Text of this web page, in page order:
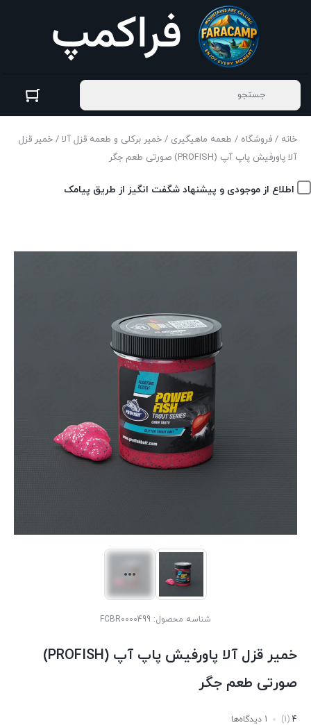
خانه / فروشگاه / طعمه ماهیگیری / خمیر برکلی و طعمه قزل آلا / خمیر قزل
آلا پاورفیش پاپ آپ (PROFISH) صورتی طعم جگر
اطلاع از موجودی و پیشنهاد شگفت انگیز از طریق پیامک
شناسه محصول: FCBR0000499
خمیر قزل آلا پاورفیش پاپ آپ (PROFISH)
صورتی طعم جگر
4
(1) 1 دیدگاه‌ها